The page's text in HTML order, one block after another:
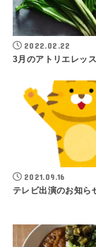
2022.02.22
3月のアトリエレッ
2021.09.16
テレビ出演のお知ら